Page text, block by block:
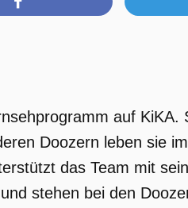
auf
Doozern leben sie
das Team mit
stehen bei den